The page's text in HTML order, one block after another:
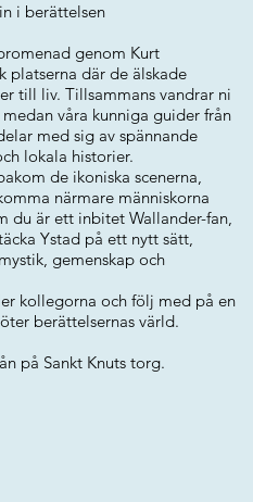
i berättelsen
genom Kurt
platserna där de älskade
till liv. Tillsammans vandrar ni
våra kunniga guider från
med sig av spännande
lokala historier.
de ikoniska scenerna,
närmare människorna
du är ett inbitet Wallander-fan,
Ystad på ett nytt sätt,
gemenskap och
kollegorna och följ med på en
berättelsernas värld.
på Sankt Knuts torg.